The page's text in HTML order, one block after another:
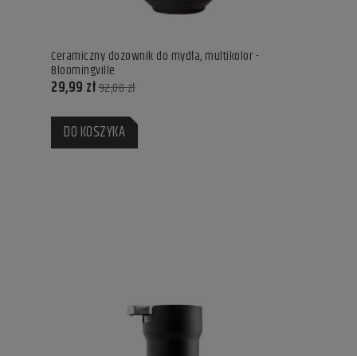
Ceramiczny dozownik do mydła, multikolor -
Bloomingville
29,99 zł92,00 zł
DO KOSZYKA